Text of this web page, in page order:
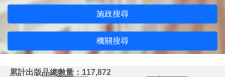
施政搜尋
機關搜尋
累計出版品總數量：117,872